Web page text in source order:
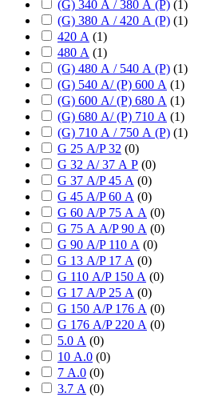
(G) 340 А / 380 А (P) (1)
(G) 380 А / 420 А (P) (1)
420 А (1)
480 А (1)
(G) 480 А / 540 А (P) (1)
(G) 540 А/ (P) 600 А (1)
(G) 600 А/ (P) 680 А (1)
(G) 680 А/ (P) 710 А (1)
(G) 710 А / 750 А (P) (1)
G 25 А/P 32 (0)
G 32 А/ 37 А P (0)
G 37 А/P 45 А (0)
G 45 А/P 60 А (0)
G 60 А/P 75 А А (0)
G 75 А А/P 90 А (0)
G 90 А/P 110 А (0)
G 13 А/P 17 А (0)
G 110 А/P 150 А (0)
G 17 А/P 25 А (0)
G 150 А/P 176 А (0)
G 176 А/P 220 А (0)
5.0 А (0)
10 А.0 (0)
7 А.0 (0)
3.7 А (0)